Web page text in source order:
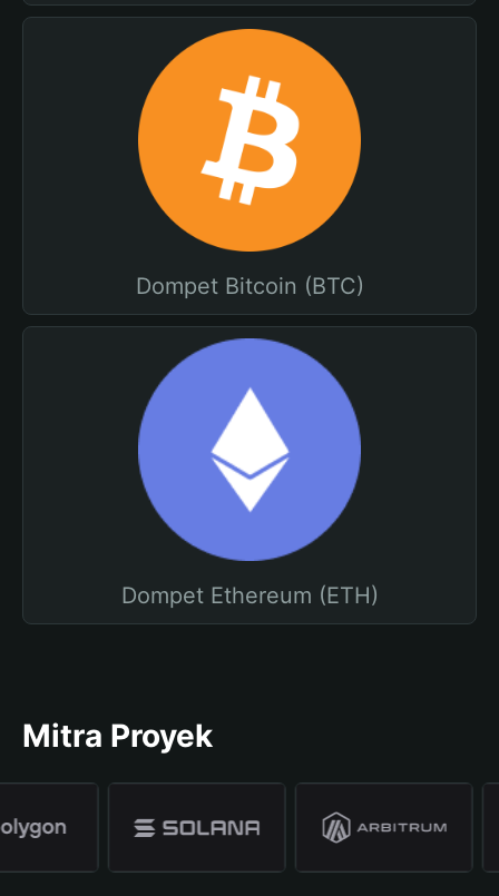
Dompet Bitcoin (BTC)
Dompet Ethereum (ETH)
Mitra Proyek